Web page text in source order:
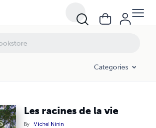
Categories
Les racines de la vie
By Michel Ninin